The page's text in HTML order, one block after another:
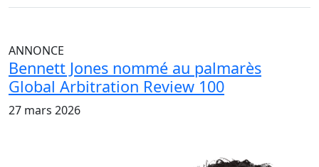
ANNONCE
Bennett Jones nommé au palmarès
Global Arbitration Review 100
27 mars 2026